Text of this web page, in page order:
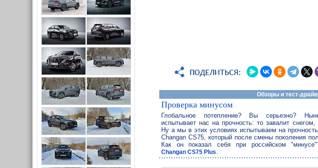
Обзоры и тест-
Проверка минусом
Глобальное потепление? Вы серьезно?
испытывает нас на прочность: то завалит снегом,
Ну а мы в этих условиях испытываем на прочность
Changan CS75, который после смены поколения
Как он показал себя при российском
Changan CS75 Plus.